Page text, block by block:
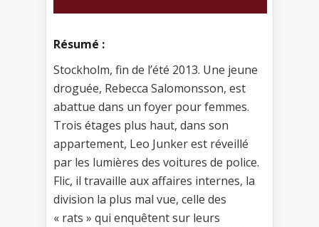
Résumé :
Stockholm, fin de l’été 2013. Une jeune
droguée, Rebecca Salomonsson, est
abattue dans un foyer pour femmes.
Trois étages plus haut, dans son
appartement, Leo Junker est réveillé
par les lumières des voitures de police.
Flic, il travaille aux affaires internes, la
division la plus mal vue, celle des
« rats » qui enquêtent sur leurs